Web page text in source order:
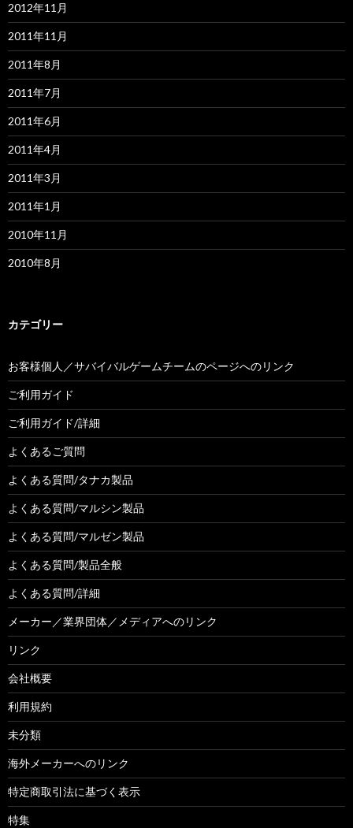
2012年11月
2011年11月
2011年8月
2011年7月
2011年6月
2011年4月
2011年3月
2011年1月
2010年11月
2010年8月
カテゴリー
お客様個人／サバイバルゲームチームのページへのリンク
ご利用ガイド
ご利用ガイド/詳細
よくあるご質問
よくある質問/タナカ製品
よくある質問/マルシン製品
よくある質問/マルゼン製品
よくある質問/製品全般
よくある質問/詳細
メーカー／業界団体／メディアへのリンク
リンク
会社概要
利用規約
未分類
海外メーカーへのリンク
特定商取引法に基づく表示
特集